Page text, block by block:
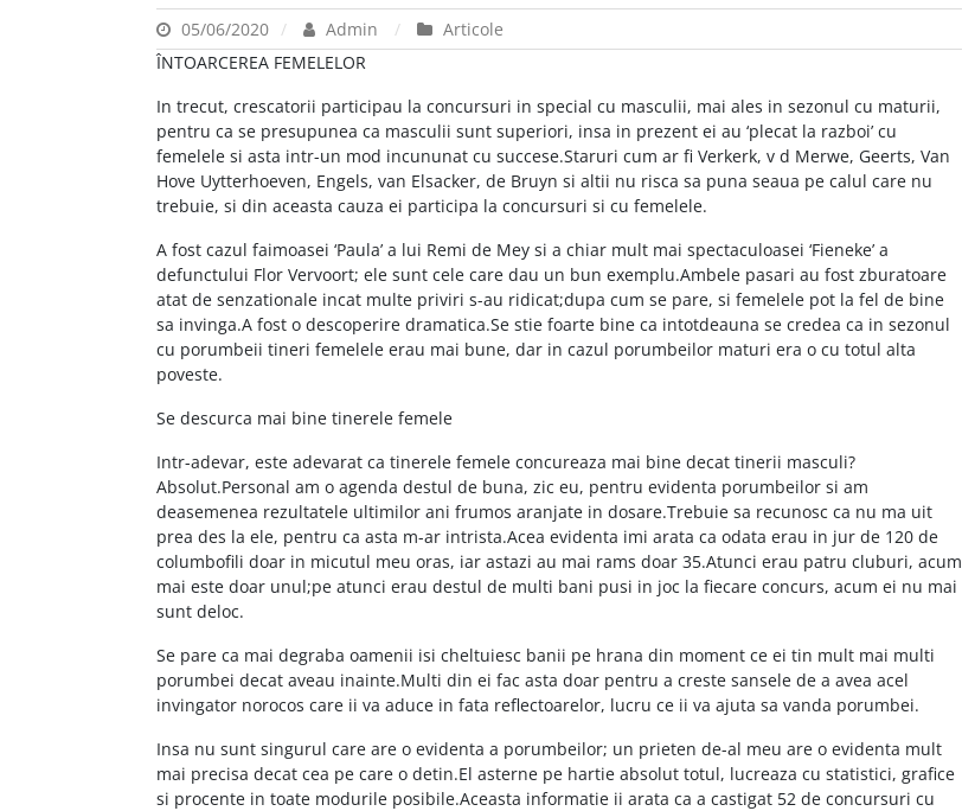
05/06/2020 Admin
Articole
ÎNTOARCEREA FEMELELOR
In trecut, crescatorii participau la concursuri in special cu masculii, mai ales in sezonul cu maturii,
pentru ca se presupunea ca masculii sunt superiori, insa in prezent ei au ‘plecat la razboi’ cu
femelele si asta intr-un mod incununat cu succese.Staruri cum ar fi Verkerk, v d Merwe, Geerts, Van
Hove Uytterhoeven, Engels, van Elsacker, de Bruyn si altii nu risca sa puna seaua pe calul care nu
trebuie, si din aceasta cauza ei participa la concursuri si cu femelele.
A fost cazul faimoasei ‘Paula’ a lui Remi de Mey si a chiar mult mai spectaculoasei ‘Fieneke’ a
defunctului Flor Vervoort; ele sunt cele care dau un bun exemplu.Ambele pasari au fost zburatoare
atat de senzationale incat multe priviri s-au ridicat;dupa cum se pare, si femelele pot la fel de bine
sa invinga.A fost o descoperire dramatica.Se stie foarte bine ca intotdeauna se credea ca in sezonul
cu porumbeii tineri femelele erau mai bune, dar in cazul porumbeilor maturi era o cu totul alta
poveste.
Se descurca mai bine tinerele femele
Intr-adevar, este adevarat ca tinerele femele concureaza mai bine decat tinerii masculi?
Absolut.Personal am o agenda destul de buna, zic eu, pentru evidenta porumbeilor si am
deasemenea rezultatele ultimilor ani frumos aranjate in dosare.Trebuie sa recunosc ca nu ma uit
prea des la ele, pentru ca asta m-ar intrista.Acea evidenta imi arata ca odata erau in jur de 120 de
columbofili doar in micutul meu oras, iar astazi au mai rams doar 35.Atunci erau patru cluburi, acum
mai este doar unul;pe atunci erau destul de multi bani pusi in joc la fiecare concurs, acum ei nu mai
sunt deloc.
Se pare ca mai degraba oamenii isi cheltuiesc banii pe hrana din moment ce ei tin mult mai multi
porumbei decat aveau inainte.Multi din ei fac asta doar pentru a creste sansele de a avea acel
invingator norocos care ii va aduce in fata reflectoarelor, lucru ce ii va ajuta sa vanda porumbei.
Insa nu sunt singurul care are o evidenta a porumbeilor; un prieten de-al meu are o evidenta mult
mai precisa decat cea pe care o detin.El asterne pe hartie absolut totul, lucreaza cu statistici, grafice
si procente in toate modurile posibile.Aceasta informatie ii arata ca a castigat 52 de concursuri cu